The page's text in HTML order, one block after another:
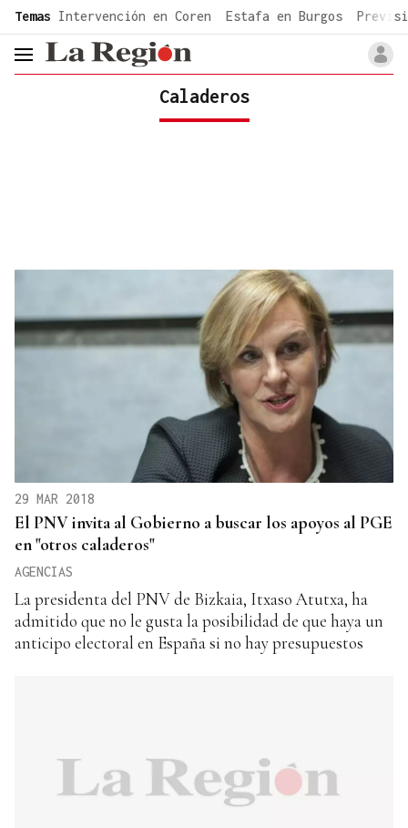
common.go-to-content
Temas Intervención en Coren Estafa en Burgos
header.menu.open
Caladeros
29 MAR 2018
El PNV invita al Gobierno a buscar los apoyos al PGE
en "otros caladeros"
AGENCIAS
La presidenta del PNV de Bizkaia, Itxaso Atutxa, ha
admitido que no le gusta la posibilidad de que haya un
anticipo electoral en España si no hay presupuestos